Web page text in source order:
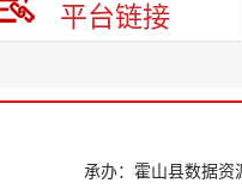
平台链接
承办：霍山县数据资